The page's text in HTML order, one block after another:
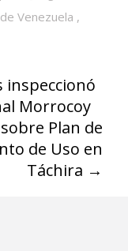
Venezuela ,
inspeccionó
Morrocoy
Plan de
de Uso en
Táchira →